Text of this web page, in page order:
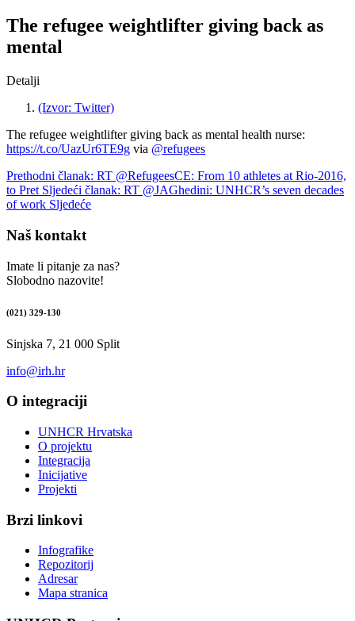
The refugee weightlifter giving back as
mental
Detalji
(Izvor: Twitter)
The refugee weightlifter giving back as mental health nurse:
https://t.co/UazUr6TE9g via @refugees
Prethodni članak: RT @RefugeesCE: From 10 athletes at Rio-2016,
to Pret Sljedeći članak: RT @JAGhedini: UNHCR’s seven decades
of work Sljedeće
Naš kontakt
Imate li pitanje za nas?
Slobodno nazovite!
(021) 329-130
Sinjska 7, 21 000 Split
info@irh.hr
O integraciji
UNHCR Hrvatska
O projektu
Integracija
Inicijative
Projekti
Brzi linkovi
Infografike
Repozitorij
Adresar
Mapa stranica